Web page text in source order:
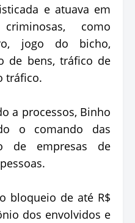
e atuava em
como
jogo do bicho,
de bens, tráfico de
tráfico.
a processos, Binho
o comando das
de empresas de
bloqueio de até R$
dos envolvidos e